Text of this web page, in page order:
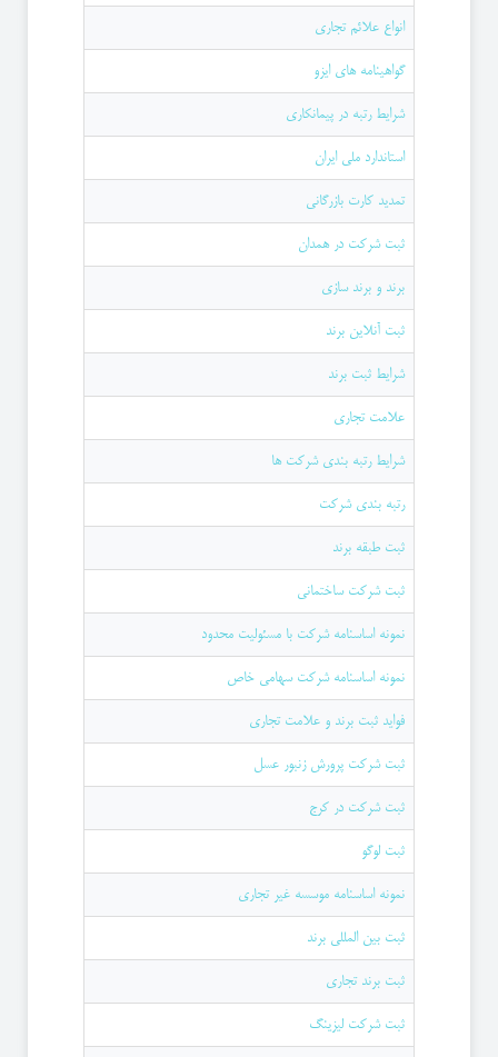
انواع علائم تجاری
گواهینامه های ایزو
شرایط رتبه در پیمانکاری
استاندارد ملی ایران
تمدید کارت بازرگانی
ثبت شرکت در همدان
برند و برند سازی
ثبت آنلاین برند
شرایط ثبت برند
علامت تجاری
شرایط رتبه بندی شرکت ها
رتبه بندی شرکت
ثبت طبقه برند
ثبت شرکت ساختمانی
نمونه اساسنامه شركت با مسئوليت محدود
نمونه اساسنامه شرکت سهامی خاص
فواید ثبت برند و علامت تجاری
ثبت شرکت پرورش زنبور عسل
ثبت شرکت در کرج
ثبت لوگو
نمونه اساسنامه موسسه غیر تجاری
ثبت بین المللی برند
ثبت برند تجاری
ثبت شرکت لیزینگ